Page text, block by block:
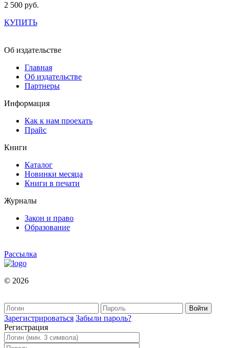
2 500 руб.
КУПИТЬ
Об издательстве
Главная
Об издательстве
Партнеры
Информация
Как к нам проехать
Прайс
Книги
Каталог
Новинки месяца
Книги в печати
Журналы
Закон и право
Образование
Рассылка
© 2026
Зарегистрироваться Забыли пароль?
Регистрация